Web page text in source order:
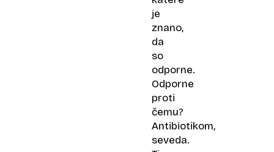
je
znano,
da
so
odporne.
Odporne
proti
čemu?
Antibiotikom,
seveda.